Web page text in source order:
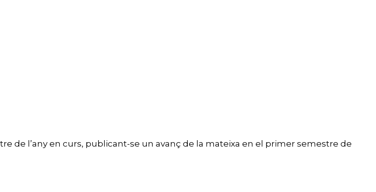
de l’any en curs, publicant-se un avanç de la mateixa en el primer semestre de